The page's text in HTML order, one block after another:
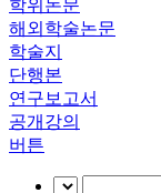
학위논문
해외학술논문
학술지
단행본
연구보고서
공개강의
버튼